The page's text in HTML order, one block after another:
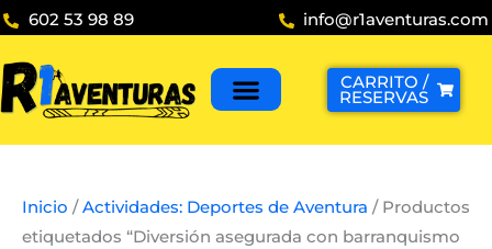
Ir
contenido
602 53 98 89 info@r1aventuras.com
CARRITO /
RESERVAS
Inicio /Actividades: Deportes de Aventura / Productos
etiquetados “Diversión asegurada con barranquismo